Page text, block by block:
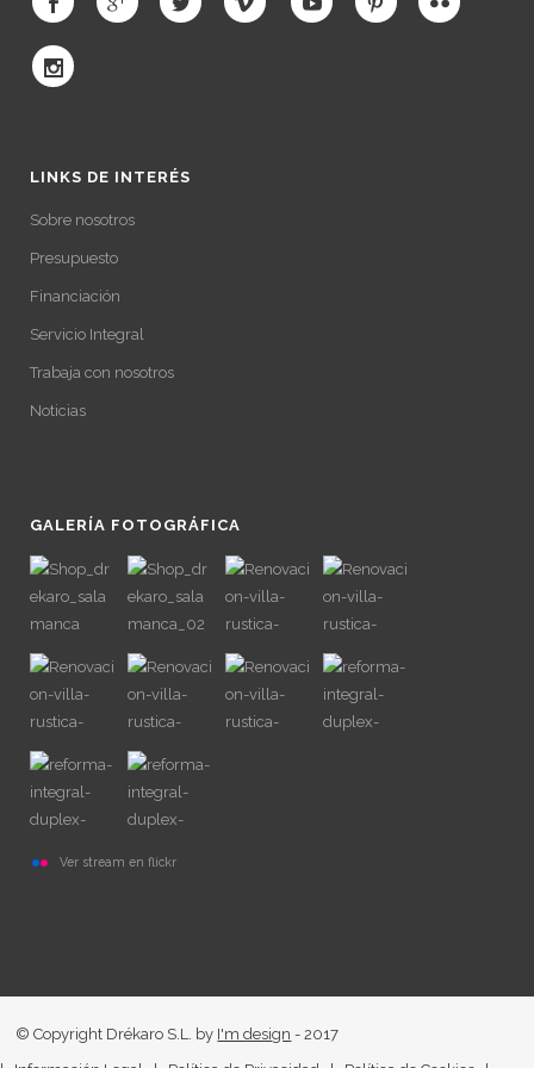
LINKS DE INTERÉS
Sobre nosotros
Presupuesto
Financiación
Servicio Integral
Trabaja con nosotros
Noticias
GALERÍA FOTOGRÁFICA
Ver stream en flickr
© Copyright Drékaro S.L. by I'm design - 2017